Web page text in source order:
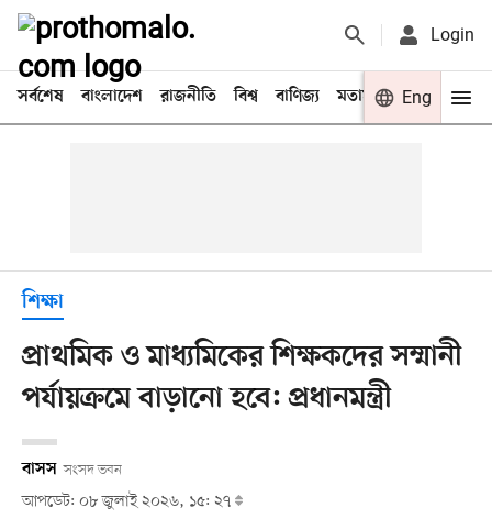
Login
সর্বশেষ বাংলাদেশ রাজনীতি বিশ্ব বাণিজ্য মতামত খেলা
Eng
শিক্ষা
প্রাথমিক ও মাধ্যমিকের শিক্ষকদের সম্মানী
পর্যায়ক্রমে বাড়ানো হবে: প্রধানমন্ত্রী
বাসস সংসদ ভবন
আপডেট: ০৮ জুলাই ২০২৬, ১৫: ২৭